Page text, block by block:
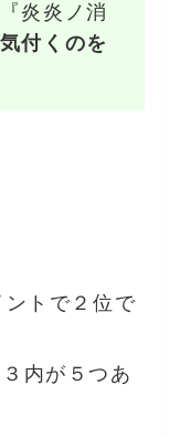
炎炎ノ消
付くのを
ントで２位で
内が５つあ